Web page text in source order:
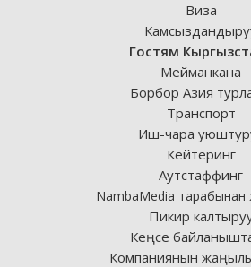
Виза
Гостям
Мейманкана
Борбор Азия
Транспорт
Иш-чара
Кейтеринг
Аутстаффинг
NambaMedia тарабынан
Пикир
Кеңсе
Компаниянын